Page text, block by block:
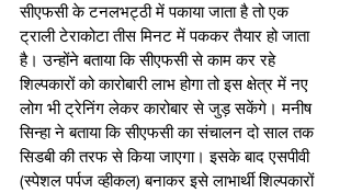
सीएफसी के टनलभट्ठी में पकाया जाता है तो एक
ट्राली टेराकोटा तीस मिनट में पककर तैयार हो जाता
है। उन्होंने बताया कि सीएफसी से काम कर रहे
शिल्पकारों को कारोबारी लाभ होगा तो इस क्षेत्र में नए
लोग भी ट्रेनिंग लेकर कारोबार से जुड़ सकेंगे। मनीष
सिन्हा ने बताया कि सीएफसी का संचालन दो साल तक
सिडबी की तरफ से किया जाएगा। इसके बाद एसपीवी
(स्पेशल पर्पज व्हीकल) बनाकर इसे लाभार्थी शिल्पकारों